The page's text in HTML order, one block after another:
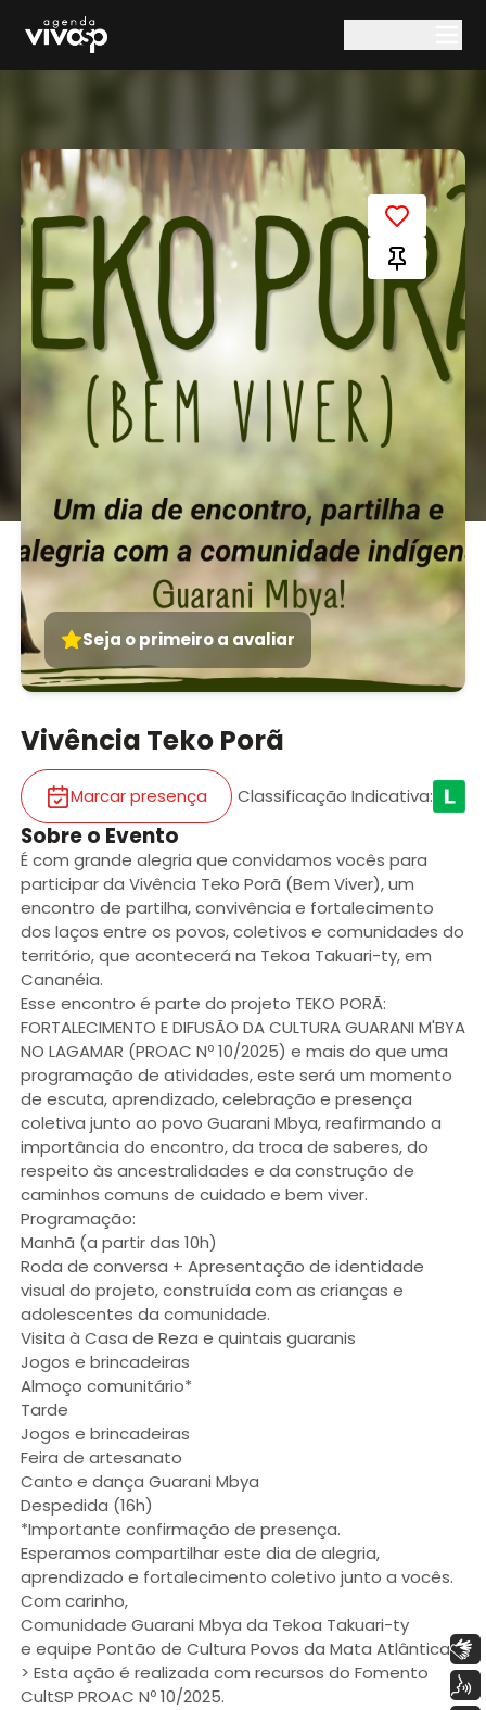
Seja o primeiro a avaliar
Vivência Teko Porã
Marcar presença Classificação Indicativa:
Sobre o Evento
É com grande alegria que convidamos vocês para
participar da Vivência Teko Porã (Bem Viver), um
encontro de partilha, convivência e fortalecimento
dos laços entre os povos, coletivos e comunidades do
território, que acontecerá na Tekoa Takuari-ty, em
Cananéia.
Esse encontro é parte do projeto TEKO PORÃ:
FORTALECIMENTO E DIFUSÃO DA CULTURA GUARANI M'BYA
NO LAGAMAR (PROAC Nº 10/2025) e mais do que uma
programação de atividades, este será um momento
de escuta, aprendizado, celebração e presença
coletiva junto ao povo Guarani Mbya, reafirmando a
importância do encontro, da troca de saberes, do
respeito às ancestralidades e da construção de
caminhos comuns de cuidado e bem viver.
Programação:
Manhã (a partir das 10h)
Roda de conversa + Apresentação de identidade
visual do projeto, construída com as crianças e
adolescentes da comunidade.
Visita à Casa de Reza e quintais guaranis
Jogos e brincadeiras
Almoço comunitário*
Tarde
Jogos e brincadeiras
Feira de artesanato
Canto e dança Guarani Mbya
Despedida (16h)
*Importante confirmação de presença.
Esperamos compartilhar este dia de alegria,
aprendizado e fortalecimento coletivo junto a vocês.
Com carinho,
Comunidade Guarani Mbya da Tekoa Takuari-ty
e equipe Pontão de Cultura Povos da Mata Atlântica
> Esta ação é realizada com recursos do Fomento
CultSP PROAC Nº 10/2025.
Libras
Voz